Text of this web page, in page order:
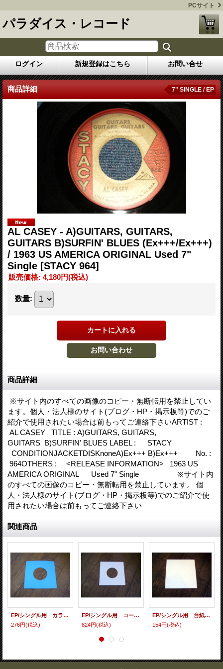
PCサイト
パラダイス・レコード
ログイン 新規登録はこちら お問い合せ
商品詳細 7" SINGLE / EP
AL CASEY - A)GUITARS, GUITARS,
GUITARS B)SURFIN' BLUES (Ex+++/Ex+++)
/ 1963 US AMERICA ORIGINAL Used 7"
Single [STACY 964]
販売価格: 4,180円(税込)
数量:
商品詳細
※サイト内のすべての画像のコピー・無断転用を禁止してい
ます。個人・法人様のサイト(ブログ・HP・掲示板等)でのご
紹介で使用されたい場合は前もってご連絡下さいARTIST :
AL CASEY TITLE : A)GUITARS, GUITARS,
GUITARS B)SURFIN' BLUES LABEL : STACY
CONDITIONJACKETDISKnoneA)Ex+++ B)Ex+++ No. :
964OTHERS : <RELEASE INFORMATION> 1963 US
AMERICA ORIGINAL Used 7" Single ※サイト内
のすべての画像のコピー・無断転用を禁止しています。 個
人・法人様のサイト(ブログ・HP・掲示板等)でのご紹介で使
用されたい場合は前もってご連絡下さい
関連商品
EP/シングル用 カラースリーヴ（全4色） 5枚セット (カラー指定してください）
276円(税込)
EP/シングル用 コート紙丸穴ジャケ （10枚セット）
824円(税込)
EP/シングル用 台紙 10枚セット
154円(税込)